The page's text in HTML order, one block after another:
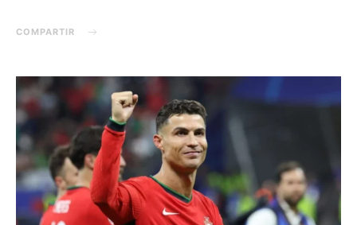
COMPARTIR